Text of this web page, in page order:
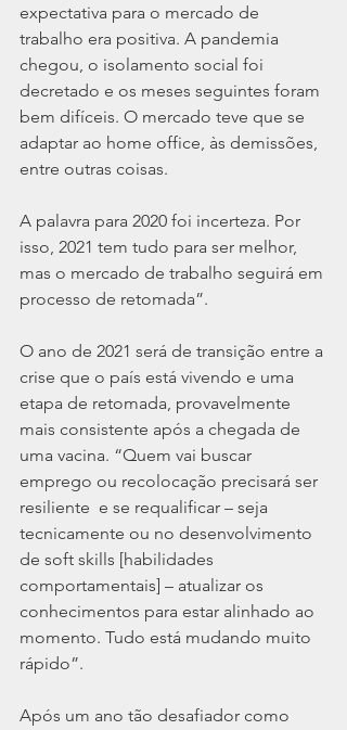
expectativa para o mercado de
trabalho era positiva. A pandemia
chegou, o isolamento social foi
decretado e os meses seguintes foram
bem difíceis. O mercado teve que se
adaptar ao home office, às demissões,
entre outras coisas.
A palavra para 2020 foi incerteza. Por
isso, 2021 tem tudo para ser melhor,
mas o mercado de trabalho seguirá em
processo de retomada”.
O ano de 2021 será de transição entre a
crise que o país está vivendo e uma
etapa de retomada, provavelmente
mais consistente após a chegada de
uma vacina. “Quem vai buscar
emprego ou recolocação precisará ser
resiliente  e se requalificar – seja
tecnicamente ou no desenvolvimento
de soft skills [habilidades
comportamentais] – atualizar os
conhecimentos para estar alinhado ao
momento. Tudo está mudando muito
rápido”.
Após um ano tão desafiador como